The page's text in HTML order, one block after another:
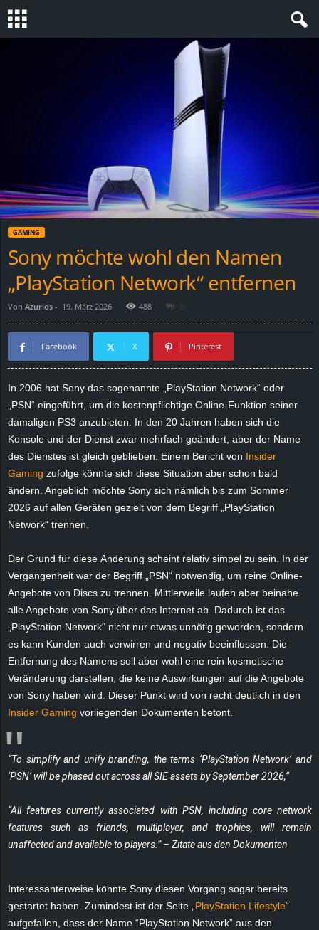
n
GAMING
Sony möchte wohl den Namen
„PlayStation Network“ entfernen
Von Azurios - 19. März 2026 488 0
Facebook X Pinterest
In 2006 hat Sony das sogenannte „PlayStation Network“ oder
„PSN“ eingeführt, um die kostenpflichtige Online-Funktion seiner
damaligen PS3 anzubieten. In den 20 Jahren haben sich die
Konsole und der Dienst zwar mehrfach geändert, aber der Name
des Dienstes ist gleich geblieben. Einem Bericht von Insider
Gaming zufolge könnte sich diese Situation aber schon bald
ändern. Angeblich möchte Sony sich nämlich bis zum Sommer
2026 auf allen Geräten gezielt von dem Begriff „PlayStation
Network“ trennen.
Der Grund für diese Änderung scheint relativ simpel zu sein. In der
Vergangenheit war der Begriff „PSN“ notwendig, um reine Online-
Angebote von Discs zu trennen. Mittlerweile laufen aber beinahe
alle Angebote von Sony über das Internet ab. Dadurch ist das
„PlayStation Network“ nicht nur etwas unnötig geworden, sondern
es kann Kunden auch verwirren und negativ beeinflussen. Die
Entfernung des Namens soll aber wohl eine rein kosmetische
Veränderung darstellen, die keine Auswirkungen auf die Angebote
von Sony haben wird. Dieser Punkt wird von recht deutlich in den
Insider Gaming vorliegenden Dokumenten betont.
“To simplify and unify branding, the terms ‘PlayStation Network’ and
‘PSN’ will be phased out across all SIE assets by September 2026,”
“All features currently associated with PSN, including core network
features such as friends, multiplayer, and trophies, will remain
unaffected and available to players.” – Zitate aus den Dokumenten
Interessanterweise könnte Sony diesen Vorgang sogar bereits
gestartet haben. Zumindest ist der Seite „PlayStation Lifestyle“
aufgefallen, dass der Name “PlayStation Network” aus den